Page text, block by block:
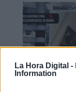
La Hora Digital -
Information